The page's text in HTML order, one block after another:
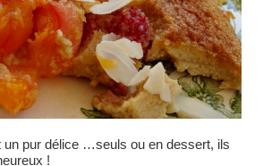
un pur délice …seuls ou en dessert, ils
!